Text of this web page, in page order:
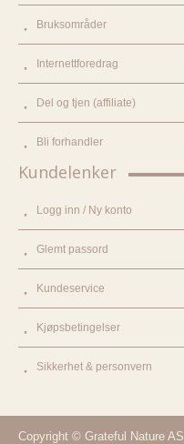
Bruksområder
Internettforedrag
Del og tjen (affiliate)
Bli forhandler
Kundelenker
Logg inn / Ny konto
Glemt passord
Kundeservice
Kjøpsbetingelser
Sikkerhet & personvern
Copyright © Grateful Nature AS